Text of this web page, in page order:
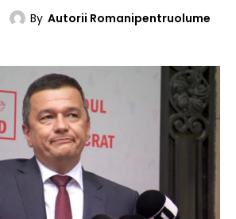
By Autorii Romanipentruolume